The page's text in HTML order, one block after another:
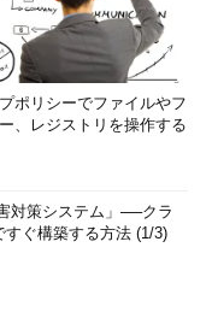
ポリシーでファイルやフ
、レジストリを操作する
対策システム」──クラ
ぐ構築する方法 (1/3)